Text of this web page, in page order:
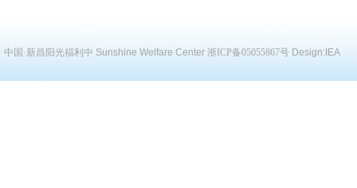
中国·新昌阳光福利中 Sunshine Welfare Center 浙ICP备05055867号 Design: IEA